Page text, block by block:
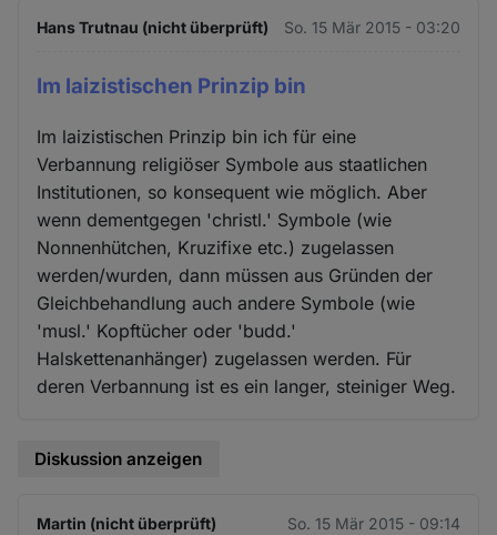
Hans Trutnau (nicht überprüft) So. 15 Mär 2015 - 03:20
Im laizistischen Prinzip bin
Im laizistischen Prinzip bin ich für eine
Verbannung religiöser Symbole aus staatlichen
Institutionen, so konsequent wie möglich. Aber
wenn dementgegen 'christl.' Symbole (wie
Nonnenhütchen, Kruzifixe etc.) zugelassen
werden/wurden, dann müssen aus Gründen der
Gleichbehandlung auch andere Symbole (wie
'musl.' Kopftücher oder 'budd.'
Halskettenanhänger) zugelassen werden. Für
deren Verbannung ist es ein langer, steiniger Weg.
Diskussion anzeigen
Martin (nicht überprüft) So. 15 Mär 2015 - 09:14